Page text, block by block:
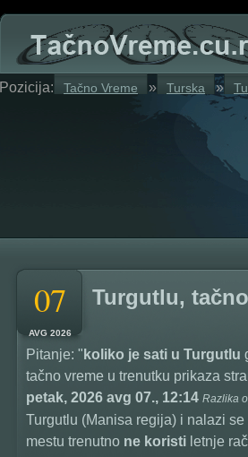
Pozicija: Tačno Vreme » Turska »
07
AVG 2026
Turgutlu,
Pitanje: " koliko je sati u Turgutlu
tačno vreme u trenutku prikaza
petak, 2026 avg 07., 12:14 Razlika
Turgutlu (Manisa regija) i nalazi se
mestu trenutno ne koristi letnje